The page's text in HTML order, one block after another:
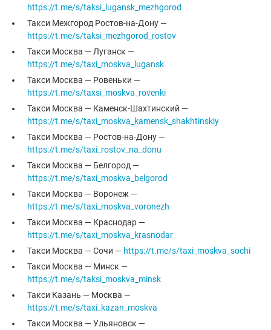
https://t.me/s/taksi_lugansk_mezhgorod
Такси Межгород Ростов-на-Дону —
https://t.me/s/taksi_mezhgorod_rostov
Такси Москва — Луганск —
https://t.me/s/taxi_moskva_lugansk
Такси Москва — Ровеньки —
https://t.me/s/taxsi_moskva_rovenki
Такси Москва — Каменск-Шахтинский —
https://t.me/s/taxi_moskva_kamensk_shakhtinskiy
Такси Москва — Ростов-на-Дону —
https://t.me/s/taxi_rostov_na_donu
Такси Москва — Белгород —
https://t.me/s/taxi_moskva_belgorod
Такси Москва — Воронеж —
https://t.me/s/taxi_moskva_voronezh
Такси Москва — Краснодар —
https://t.me/s/taxi_moskva_krasnodar
Такси Москва — Сочи — https://t.me/s/taxi_moskva_sochi
Такси Москва — Минск —
https://t.me/s/taksi_moskva_minsk
Такси Казань — Москва —
https://t.me/s/taxi_kazan_moskva
Такси Москва — Ульяновск —